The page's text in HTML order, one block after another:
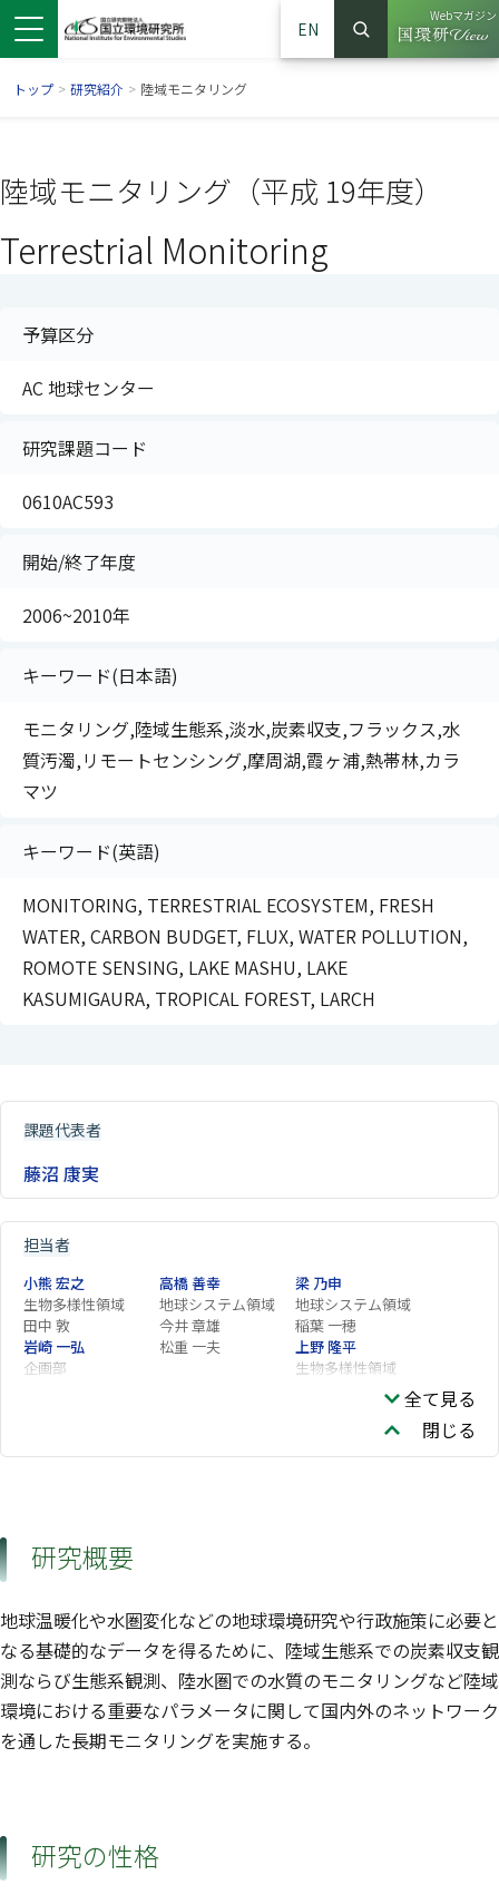
ドウで開きます）
ンドウで開きます）
ウインドウで開きます）
EN
サイト内検索
検索
Webマガジン
（別ウイ
トップ > 研究紹介 > 陸域モニタリング
陸域モニタリング（平成 19年度）
Terrestrial Monitoring
予算区分
AC 地球センター
研究課題コード
0610AC593
開始/終了年度
2006~2010年
キーワード(日本語)
モニタリング,陸域生態系,淡水,炭素収支,フラックス,水
質汚濁,リモートセンシング,摩周湖,霞ヶ浦,熱帯林,カラ
マツ
キーワード(英語)
MONITORING, TERRESTRIAL ECOSYSTEM, FRESH
WATER, CARBON BUDGET, FLUX, WATER POLLUTION,
ROMOTE SENSING, LAKE MASHU, LAKE
KASUMIGAURA, TROPICAL FOREST, LARCH
課題代表者
藤沼 康実
担当者
小熊 宏之
生物多様性領域
高橋 善幸
地球システム領域
梁 乃申
地球システム領域
田中 敦
今井 章雄
稲葉 一穂
岩崎 一弘
企画部
松重 一夫
上野 隆平
生物多様性領域
域
全て見る
閉じる
研究概要
地球温暖化や水圏変化などの地球環境研究や行政施策に必要と
なる基礎的なデータを得るために、陸域生態系での炭素収支観
測ならび生態系観測、陸水圏での水質のモニタリングなど陸域
環境における重要なパラメータに関して国内外のネットワーク
を通した長期モニタリングを実施する。
研究の性格